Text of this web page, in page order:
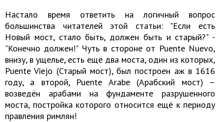
Настало время ответить на логичный вопрос
большинства читателей этой статьи: "Если есть
Новый мост, стало быть, должен быть и старый?" -
"Конечно должен!" Чуть в стороне от Puente Nuevo,
внизу, в ущелье, есть ещё два моста, один из которых,
Puente Viejo (Старый мост), был построен аж в 1616
году, а второй, Puente Arabe (Арабский мост) –
возведён арабами на фундаменте разрушенного
моста, постройка которого относится ещё к периоду
правления римлян!